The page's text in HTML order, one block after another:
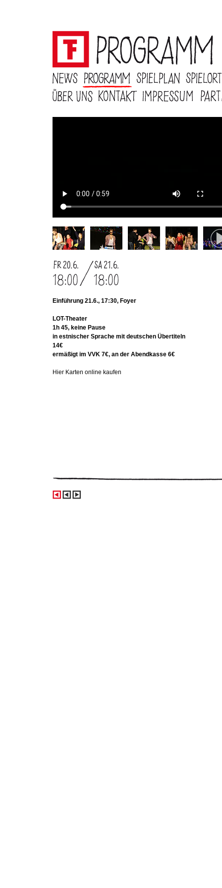
Einführung 21.6., 17:30, Foyer
LOT-Theater
1h 45, keine Pause
in estnischer Sprache mit deutschen Übertiteln
14€
ermäßigt im VVK 7€, an der Abendkasse 6€
Hier Karten online kaufen